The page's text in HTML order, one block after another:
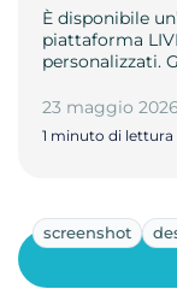
È disponibile
piattaforma
personalizzati.
23 maggio 2026
1 minuto di lettura
screenshot